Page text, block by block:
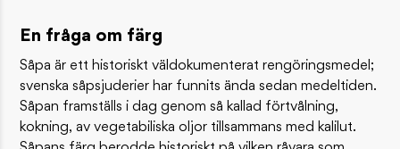
En fråga om färg
Såpa är ett historiskt väldokumenterat rengöringsmedel;
svenska såpsjuderier har funnits ända sedan medeltiden.
Såpan framställs i dag genom så kallad förtvålning,
kokning, av vegetabiliska oljor tillsammans med kalilut.